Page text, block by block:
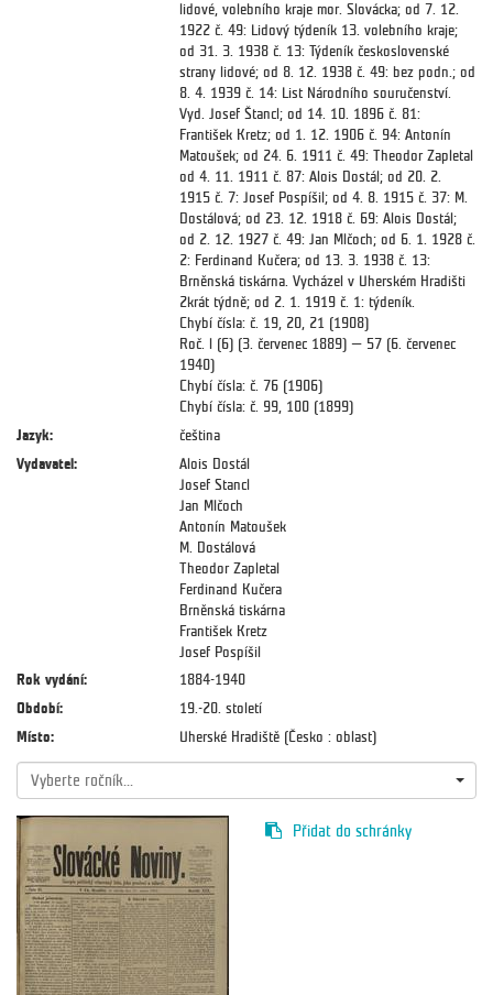
lidové, volebního kraje mor. Slovácka; od 7. 12.
1922 č. 49: Lidový týdeník 13. volebního kraje;
od 31. 3. 1938 č. 13: Týdeník československé
strany lidové; od 8. 12. 1938 č. 49: bez podn.; od
8. 4. 1939 č. 14: List Národního souručenství.
Vyd. Josef Štancl; od 14. 10. 1896 č. 81:
František Kretz; od 1. 12. 1906 č. 94: Antonín
Matoušek; od 24. 6. 1911 č. 49: Theodor Zapletal
od 4. 11. 1911 č. 87: Alois Dostál; od 20. 2.
1915 č. 7: Josef Pospíšil; od 4. 8. 1915 č. 37: M.
Dostálová; od 23. 12. 1918 č. 69: Alois Dostál;
od 2. 12. 1927 č. 49: Jan Mlčoch; od 6. 1. 1928 č.
2: Ferdinand Kučera; od 13. 3. 1938 č. 13:
Brněnská tiskárna. Vycházel v Uherském Hradišti
2krát týdně; od 2. 1. 1919 č. 1: týdeník.
Chybí čísla: č. 19, 20, 21 (1908)
Roč. l (6) (3. červenec 1889) — 57 (6. červenec
1940)
Chybí čísla: č. 76 (1906)
Chybí čísla: č. 99, 100 (1899)
Jazyk:
čeština
Vydavatel:
Alois Dostál
Josef Stancl
Jan Mlčoch
Antonín Matoušek
M. Dostálová
Theodor Zapletal
Ferdinand Kučera
Brněnská tiskárna
František Kretz
Josef Pospíšil
Rok vydání:
1884-1940
Období:
19.-20. století
Místo:
Uherské Hradiště (Česko : oblast)
Vyberte ročník...
Přidat do schránky